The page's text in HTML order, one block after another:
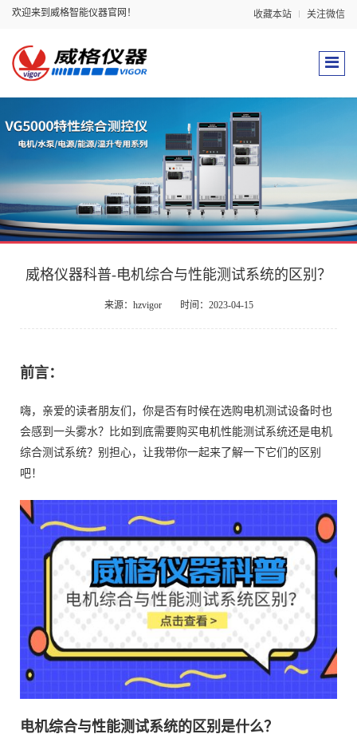
欢迎来到威格智能仪器官网！ 收藏本站 关注微信
威格仪器科普-电机综合与性能测试系统的区别？
来源：hzvigor 时间：2023-04-15
前言：
嗨，亲爱的读者朋友们，你是否有时候在选购电机测试设备时也
会感到一头雾水？比如到底需要购买电机性能测试系统还是电机
综合测试系统？别担心，让我带你一起来了解一下它们的区别
吧！
电机综合与性能测试系统的区别是什么？